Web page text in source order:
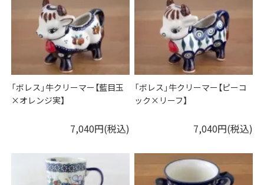
「ボレス」牛クリーマー【藍目玉
×オレンジ実】
7,040円(税込)
「ボレス」牛クリーマー【ピーコ
ック×リーフ】
7,040円(税込)